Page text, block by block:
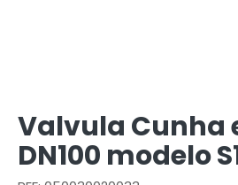
Valvula Cunha
DN100 modelo